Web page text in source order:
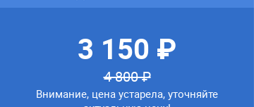
3 150 ₽
4 800 ₽
Внимание, цена устарела, уточняйте